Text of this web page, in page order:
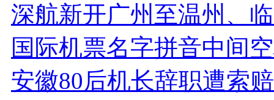
深航新开广州至温州、
国际机票名字拼音中间
安徽80后机长辞职遭索